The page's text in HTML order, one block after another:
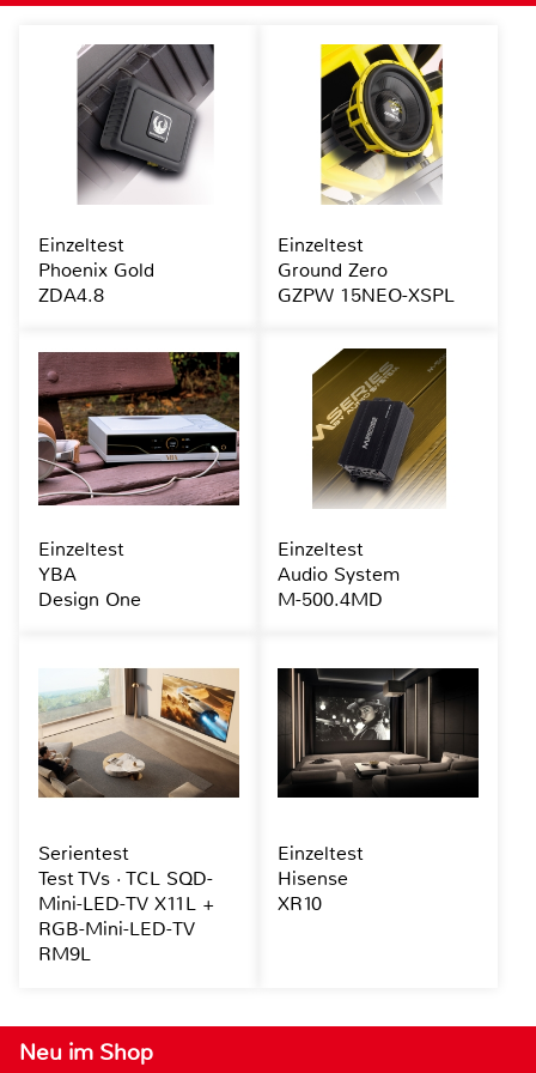
Neu im Shop
Einzeltest
Phoenix Gold
ZDA4.8
Einzeltest
Ground Zero
GZPW 15NEO-XSPL
Einzeltest
YBA
Design One
Einzeltest
Audio System
M-500.4MD
Serientest
Test TVs · TCL SQD-
Mini-LED-TV X11L +
RGB-Mini-LED-TV
RM9L
Einzeltest
Hisense
XR10